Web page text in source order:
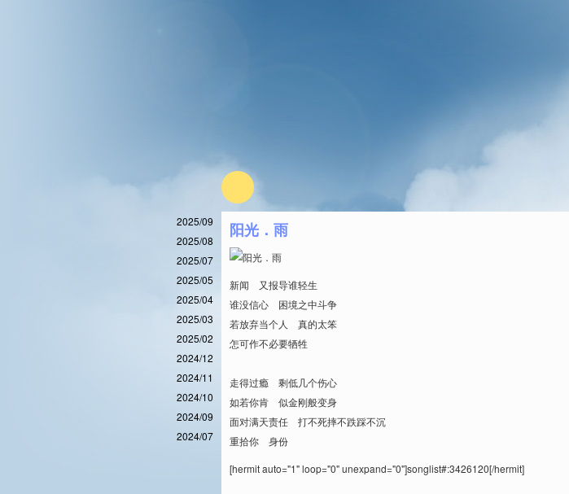
2025/09
2025/08
2025/07
2025/05
2025/04
2025/03
2025/02
2024/12
2024/11
2024/10
2024/09
2024/07
阳光．雨
新闻 又报导谁轻生
谁没信心 困境之中斗争
若放弃当个人 真的太笨
怎可作不必要牺牲
走得过瘾 剩低几个伤心
如若你肯 似金刚般变身
面对满天责任 打不死摔不跌踩不沉
重拾你 身份
[hermit auto="1" loop="0" unexpand="0"]songlist#:3426120[/hermit]